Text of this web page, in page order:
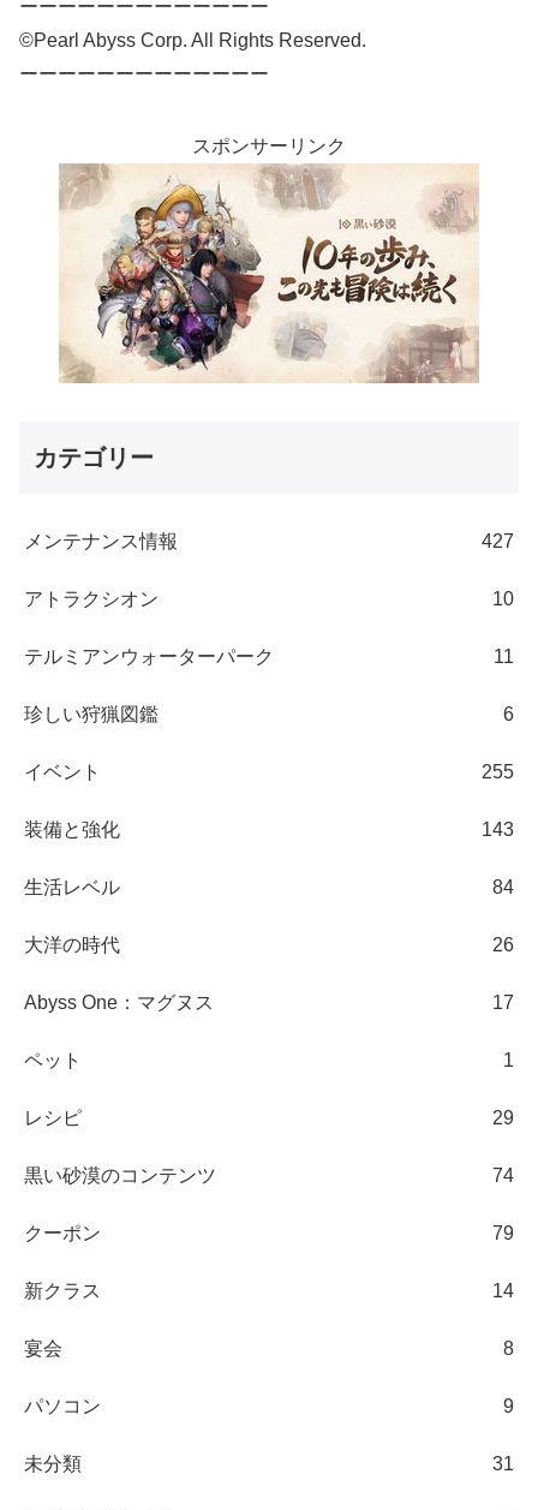
ーーーーーーーーーーーーー
©Pearl Abyss Corp. All Rights Reserved.
ーーーーーーーーーーーーー
スポンサーリンク
カテゴリー
メンテナンス情報 427
アトラクシオン 10
テルミアンウォーターパーク 11
珍しい狩猟図鑑 6
イベント 255
装備と強化 143
生活レベル 84
大洋の時代 26
Abyss One：マグヌス 17
ペット 1
レシピ 29
黒い砂漠のコンテンツ 74
クーポン 79
新クラス 14
宴会 8
パソコン 9
未分類 31